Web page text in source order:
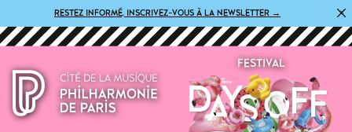
RESTEZ INFORMÉ, INSCRIVEZ-VOUS À LA NEWSLETTER → ×
FESTIVAL